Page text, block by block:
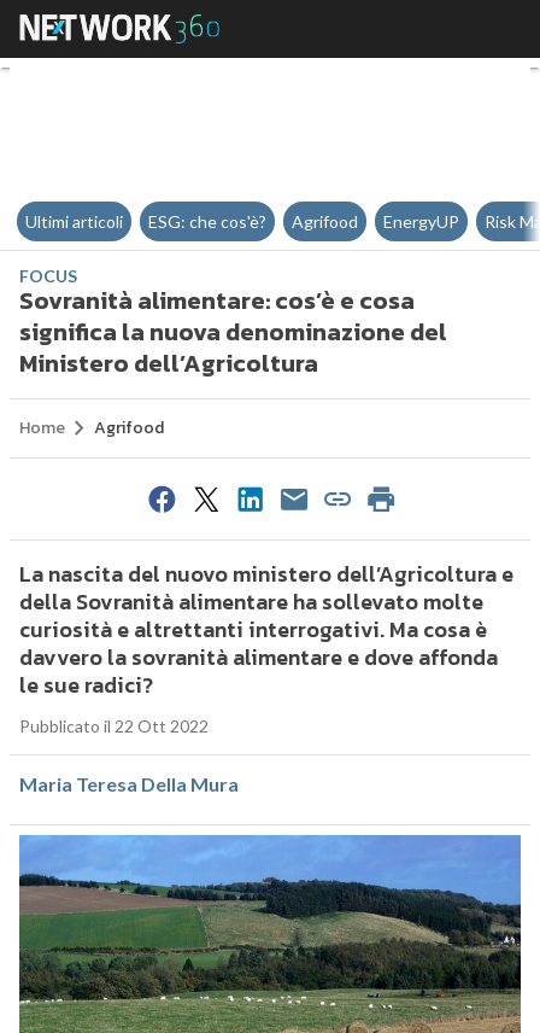
Sovranità alimentare: cos’è e
Ultimi articoli ESG: che cos'è? Agrifood EnergyUP Risk
FOCUS
Sovranità alimentare: cos’è e cosa
significa la nuova denominazione del
Ministero dell’Agricoltura
Home Agrifood
La nascita del nuovo ministero dell’Agricoltura e
della Sovranità alimentare ha sollevato molte
curiosità e altrettanti interrogativi. Ma cosa è
davvero la sovranità alimentare e dove affonda
le sue radici?
Pubblicato il 22 Ott 2022
Maria Teresa Della Mura